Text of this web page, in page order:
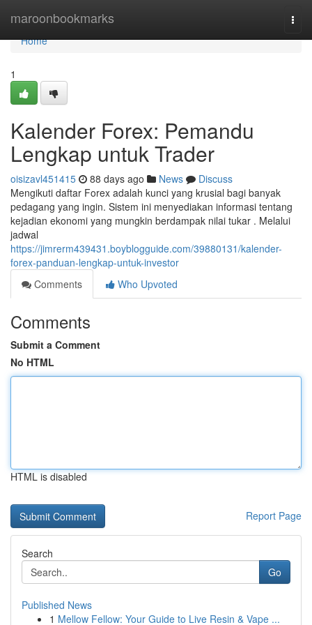
maroonbookmarks
Home
Home
1
Kalender Forex: Pemandu
Lengkap untuk Trader
oisizavl451415 88 days ago News
Discuss
Mengikuti daftar Forex adalah kunci yang krusial bagi banyak
pedagang yang ingin. Sistem ini menyediakan informasi tentang
kejadian ekonomi yang mungkin berdampak nilai tukar . Melalui
jadwal
https://jimrerm439431.boyblogguide.com/39880131/kalender-
forex-panduan-lengkap-untuk-investor
Comments
Who Upvoted
Comments
Submit a Comment
No HTML
HTML is disabled
Report Page
Search
Go
Published News
1 Mellow Fellow: Your Guide to Live Resin & Vape ...